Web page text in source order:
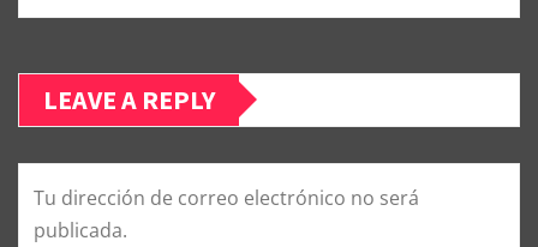
LEAVE A REPLY
Tu dirección de correo electrónico no será
publicada.